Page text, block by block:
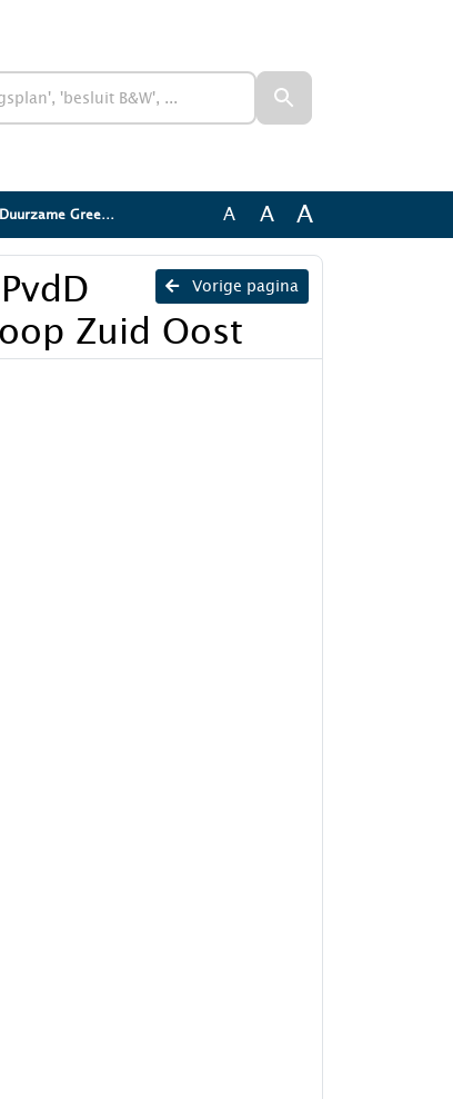
Boskoop Zuid Oost A A A
Vorige pagina
Zuid Oost